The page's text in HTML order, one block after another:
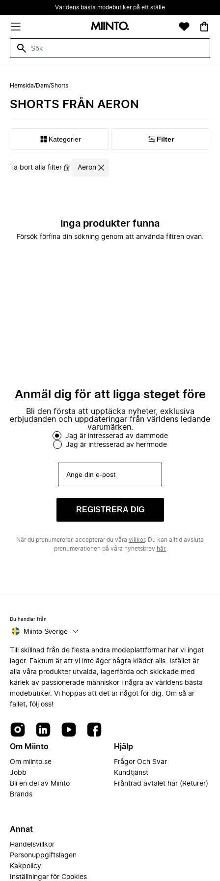
Världens bästa modebutiker på ett ställe
Hemsida/Dam/Shorts
SHORTS FRÅN AERON
Kategorier Filter
Ta bort alla filter Aeron
Inga produkter funna
Försök förfina din sökning genom att använda filtren ovan.
Anmäl dig för att ligga steget före
Bli den första att upptäcka nyheter, exklusiva
erbjudanden och uppdateringar från världens ledande
varumärken.
Jag är intresserad av dammode
Jag är intresserad av herrmode
REGISTRERA DIG
När du prenumererar, accepterar du våra villkor. Du kan alltid avsluta
prenumerationen på våra nyhetsbrev här.
Du handlar från
Miinto Sverige
Till skillnad från de flesta andra modeplattformar har vi inget
lager. Faktum är att vi inte äger några kläder alls. Istället är
alla våra produkter utvalda, lagerförda och skickade med
kärlek av passionerade människor i några av världens bästa
modebutiker. Vi hoppas att det är något för dig. Om så är
fallet, följ oss!
Om Miinto
Om miinto.se
Jobb
Bli en del av Miinto
Brands
Hjälp
Frågor Och Svar
Kundtjänst
Frånträd avtalet här (Returer)
Annat
Handelsvillkor
Personuppgiftslagen
Kakpolicy
Inställningar för Cookies